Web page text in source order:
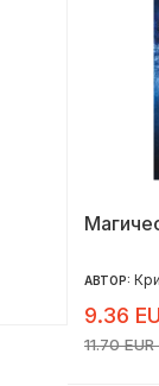
АВТОР:
9.36
11.70